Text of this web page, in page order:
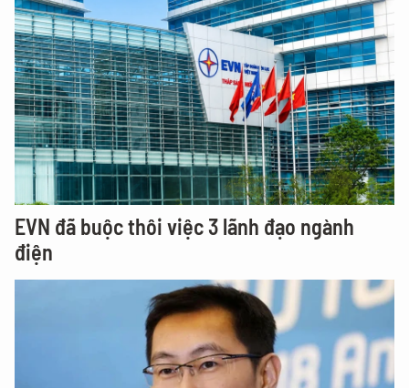
EVN đã buộc thôi việc 3 lãnh đạo ngành
điện